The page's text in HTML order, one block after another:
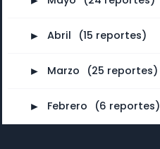
► Abril (15 reportes)
► Marzo (25 reportes)
► Febrero (6 reportes)